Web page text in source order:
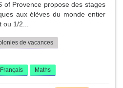
of Provence propose des stages
aux élèves du monde entier
1/2...
de vacances
Français Maths